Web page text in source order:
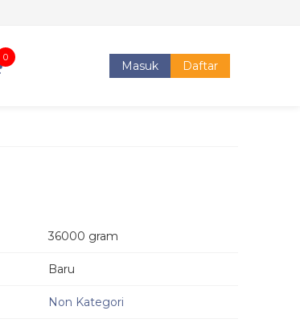
0
Masuk Daftar
36000 gram
Baru
Non Kategori